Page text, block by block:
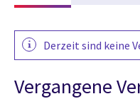
Derzeit sind keine
Vergangene